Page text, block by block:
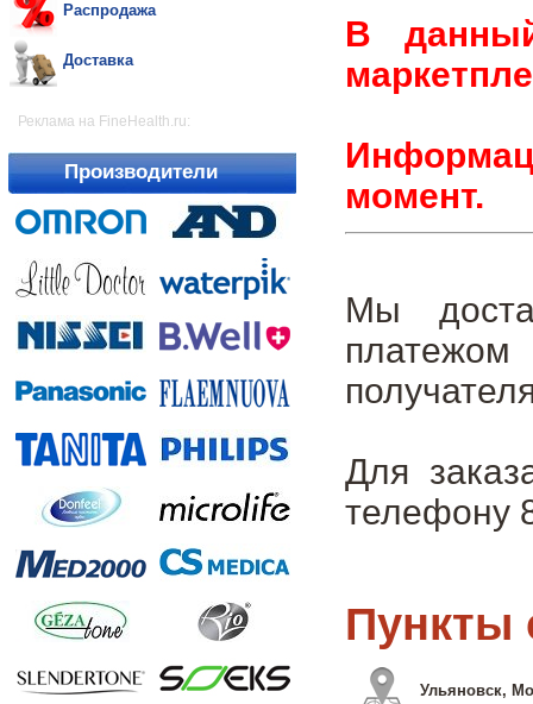
Распродажа
Доставка
Реклама на FineHealth.ru:
Производители
В
момент.
Мы
Для
телефону
Пункты
Ульяновск,